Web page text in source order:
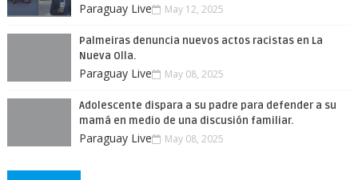
Paraguay Live May 12, 2025
Palmeiras denuncia nuevos actos racistas en La
Nueva Olla.
Paraguay Live May 08, 2025
Adolescente dispara a su padre para defender a su
mamá en medio de una discusión familiar.
Paraguay Live May 08, 2025